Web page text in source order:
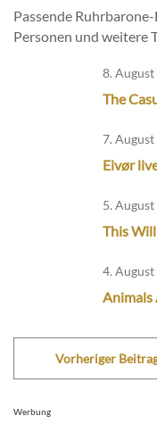
Passende
Personen und weitere
8.
The
7.
Eivør
5.
This
4.
Animals
Vorheriger
Werbung